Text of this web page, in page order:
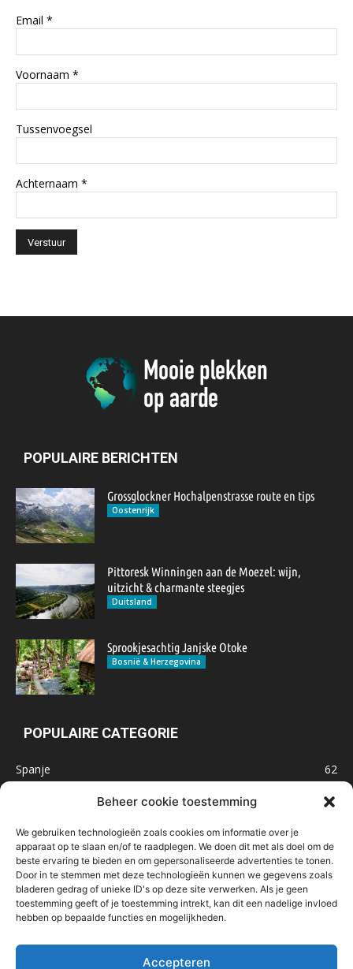
Beheer cookie toestemming
We gebruiken technologieën zoals cookies om informatie over je
apparaat op te slaan en/of te raadplegen. We doen dit met als doel om de
beste ervaring te bieden en om gepersonaliseerde advertenties te tonen.
Door in te stemmen met deze technologieën kunnen we gegevens zoals
bladeren gedrag of unieke ID's op deze site verwerken. Als je geen
toestemming geeft of je toestemming intrekt, kan dit een nadelige invloed
hebben op bepaalde functies en mogelijkheden.
Accepteren
Email *
Voornaam *
Tussenvoegsel
Achternaam *
POPULAIRE BERICHTEN
Grossglockner Hochalpenstrasse route en tips
Oostenrijk
Pittoresk Winningen aan de Moezel: wijn,
uitzicht & charmante steegjes
Duitsland
Sprookjesachtig Janjske Otoke
Bosnië & Herzegovina
POPULAIRE CATEGORIE
Spanje
62
47
Marokko
32
IJsland
32
Malta
Roemenië
29